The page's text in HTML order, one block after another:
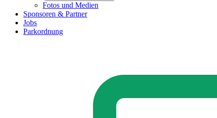
Fotos und Medien
Sponsoren & Partner
Jobs
Parkordnung